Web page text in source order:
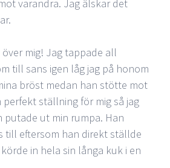
varandra. Jag älskar det
mig! Jag tappade all
till sans igen låg jag på honom
bröst medan han stötte mot
perfekt ställning för mig så jag
putade ut min rumpa. Han
till eftersom han direkt ställde
in hela sin långa kuk i en